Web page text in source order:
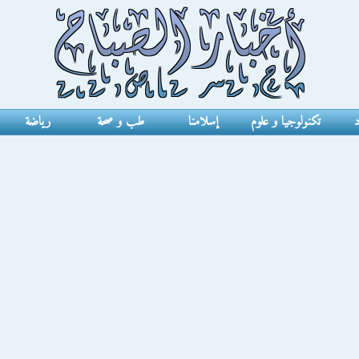
تكنولوجيا و علوم إسلامنا طب و صحة رياضة